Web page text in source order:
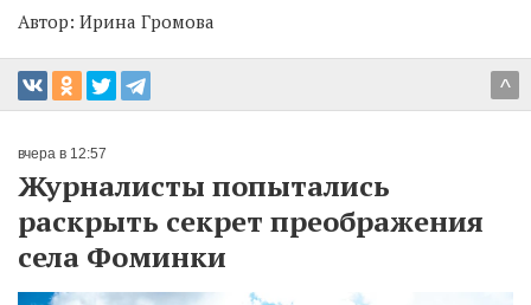
Автор: Ирина Громова
^
вчера в 12:57
Журналисты попытались
раскрыть секрет преображения
села Фоминки